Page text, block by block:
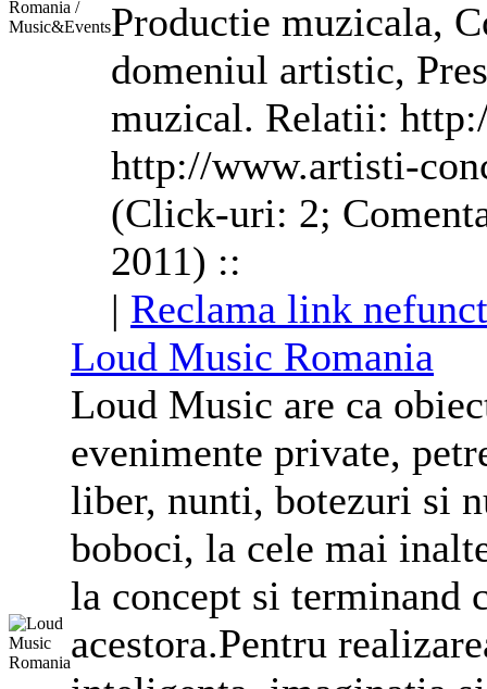
Productie muzicala,
domeniul artistic,
muzical. Relatii:
http://www.artisti-
(Click-uri: 2;
2011) ::
| Reclama link
Loud Music Romania
Loud Music are ca
evenimente private,
liber, nunti, botezuri si
boboci, la cele mai
la concept si terminand
acestora.Pentru